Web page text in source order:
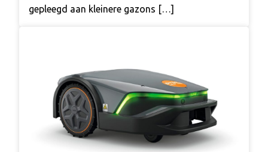
gepleegd aan kleinere gazons […]